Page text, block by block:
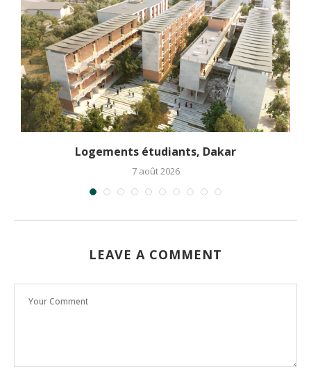
Logements étudiants, Dakar
7 août 2026
LEAVE A COMMENT